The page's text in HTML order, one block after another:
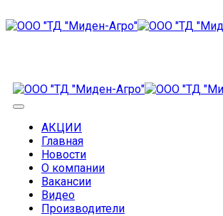
АКЦИИ
Главная
Новости
О компании
Вакансии
Видео
Производители